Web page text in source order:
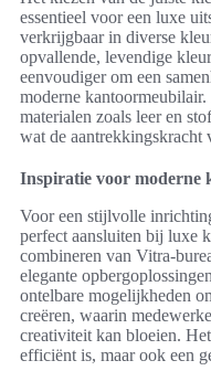
essentieel voor een luxe
verkrijgbaar in diverse
opvallende, levendige
eenvoudiger om een
moderne
materialen zoals leer en
wat de aantrekkingskracht
Inspiratie voor moderne
Voor een stijlvolle
perfect aansluiten bij luxe
combineren van Vitra-
elegante
ontelbare mogelijkheden
creëren, waarin
creativiteit kan bloeien.
efficiënt is, maar ook een